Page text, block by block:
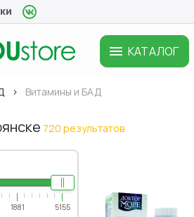
КАТАЛОГ
Витамины и БАД
720 результатов
1881 5155